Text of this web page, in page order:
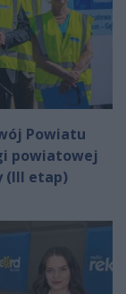
Powiatu
powiatowej
(III etap)